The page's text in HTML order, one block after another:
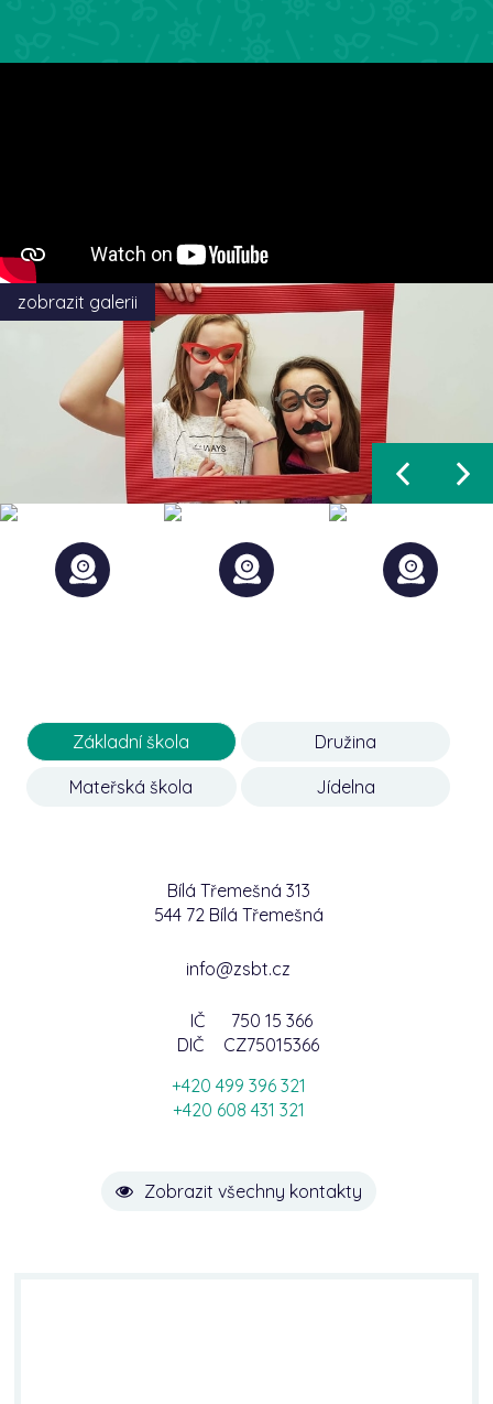
zobrazit galerii
Základní škola Družina
Mateřská škola Jídelna
Bílá Třemešná 313
544 72 Bílá Třemešná
info@zsbt.cz
IČ
750 15 366
DIČ
CZ75015366
+420 499 396 321
+420 608 431 321
Zobrazit všechny kontakty